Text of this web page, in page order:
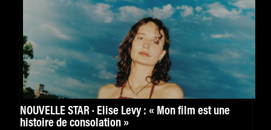
NOUVELLE STAR · Elise Levy : « Mon film est une
histoire de consolation »